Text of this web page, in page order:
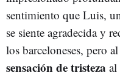
sentimiento que Luis,
se siente agradecida y
los barceloneses, pero
sensación de tristeza al